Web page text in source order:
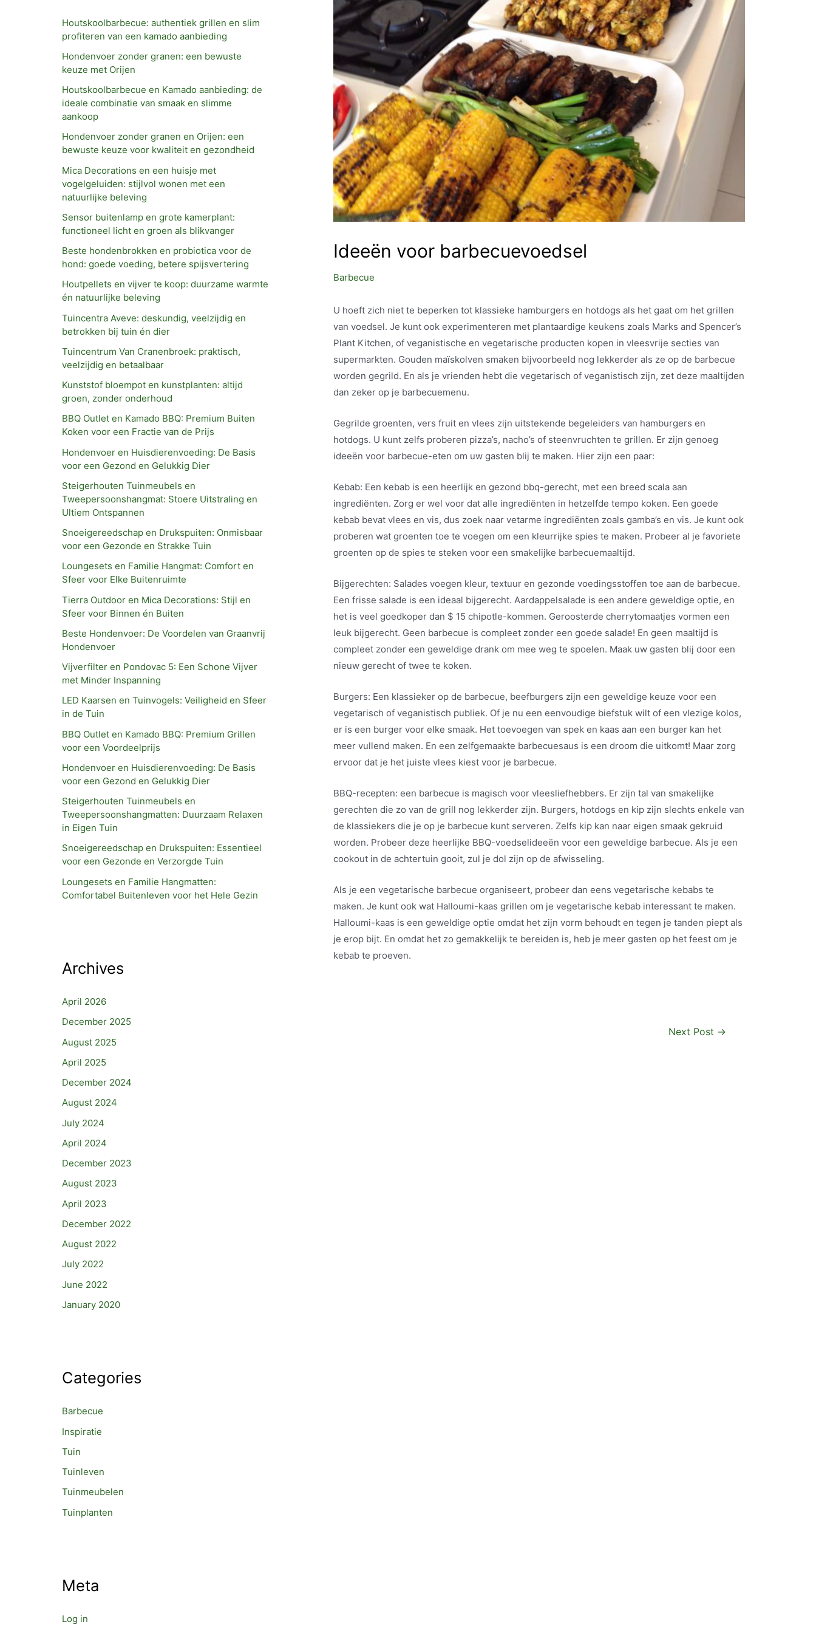
o
r
:
Houtskoolbarbecue: authentiek grillen en slim
profiteren van een kamado aanbieding
Hondenvoer zonder granen: een bewuste
keuze met Orijen
Houtskoolbarbecue en Kamado aanbieding: de
ideale combinatie van smaak en slimme
aankoop
Hondenvoer zonder granen en Orijen: een
bewuste keuze voor kwaliteit en gezondheid
Mica Decorations en een huisje met
vogelgeluiden: stijlvol wonen met een
natuurlijke beleving
Sensor buitenlamp en grote kamerplant:
functioneel licht en groen als blikvanger
Beste hondenbrokken en probiotica voor de
hond: goede voeding, betere spijsvertering
Houtpellets en vijver te koop: duurzame warmte
én natuurlijke beleving
Tuincentra Aveve: deskundig, veelzijdig en
betrokken bij tuin én dier
Tuincentrum Van Cranenbroek: praktisch,
veelzijdig en betaalbaar
Kunststof bloempot en kunstplanten: altijd
groen, zonder onderhoud
BBQ Outlet en Kamado BBQ: Premium Buiten
Koken voor een Fractie van de Prijs
Hondenvoer en Huisdierenvoeding: De Basis
voor een Gezond en Gelukkig Dier
Steigerhouten Tuinmeubels en
Tweepersoonshangmat: Stoere Uitstraling en
Ultiem Ontspannen
Snoeigereedschap en Drukspuiten: Onmisbaar
voor een Gezonde en Strakke Tuin
Loungesets en Familie Hangmat: Comfort en
Sfeer voor Elke Buitenruimte
Tierra Outdoor en Mica Decorations: Stijl en
Sfeer voor Binnen én Buiten
Beste Hondenvoer: De Voordelen van Graanvrij
Hondenvoer
Vijverfilter en Pondovac 5: Een Schone Vijver
met Minder Inspanning
LED Kaarsen en Tuinvogels: Veiligheid en Sfeer
in de Tuin
BBQ Outlet en Kamado BBQ: Premium Grillen
voor een Voordeelprijs
Hondenvoer en Huisdierenvoeding: De Basis
voor een Gezond en Gelukkig Dier
Steigerhouten Tuinmeubels en
Tweepersoonshangmatten: Duurzaam Relaxen
in Eigen Tuin
Snoeigereedschap en Drukspuiten: Essentieel
voor een Gezonde en Verzorgde Tuin
Loungesets en Familie Hangmatten:
Comfortabel Buitenleven voor het Hele Gezin
Archives
April 2026
December 2025
August 2025
April 2025
December 2024
August 2024
July 2024
April 2024
December 2023
August 2023
April 2023
December 2022
August 2022
July 2022
June 2022
January 2020
Categories
Barbecue
Inspiratie
Tuin
Tuinleven
Tuinmeubelen
Tuinplanten
Meta
Log in
Ideeën voor barbecuevoedsel
Barbecue
U hoeft zich niet te beperken tot klassieke hamburgers en hotdogs als het gaat om het grillen
van voedsel. Je kunt ook experimenteren met plantaardige keukens zoals Marks and Spencer’s
Plant Kitchen, of veganistische en vegetarische producten kopen in vleesvrije secties van
supermarkten. Gouden maïskolven smaken bijvoorbeeld nog lekkerder als ze op de barbecue
worden gegrild. En als je vrienden hebt die vegetarisch of veganistisch zijn, zet deze maaltijden
dan zeker op je barbecuemenu.
Gegrilde groenten, vers fruit en vlees zijn uitstekende begeleiders van hamburgers en
hotdogs. U kunt zelfs proberen pizza’s, nacho’s of steenvruchten te grillen. Er zijn genoeg
ideeën voor barbecue-eten om uw gasten blij te maken. Hier zijn een paar:
Kebab: Een kebab is een heerlijk en gezond bbq-gerecht, met een breed scala aan
ingrediënten. Zorg er wel voor dat alle ingrediënten in hetzelfde tempo koken. Een goede
kebab bevat vlees en vis, dus zoek naar vetarme ingrediënten zoals gamba’s en vis. Je kunt ook
proberen wat groenten toe te voegen om een ​​kleurrijke spies te maken. Probeer al je favoriete
groenten op de spies te steken voor een smakelijke barbecuemaaltijd.
Bijgerechten: Salades voegen kleur, textuur en gezonde voedingsstoffen toe aan de barbecue.
Een frisse salade is een ideaal bijgerecht. Aardappelsalade is een andere geweldige optie, en
het is veel goedkoper dan $ 15 chipotle-kommen. Geroosterde cherrytomaatjes vormen een
leuk bijgerecht. Geen barbecue is compleet zonder een goede salade! En geen maaltijd is
compleet zonder een geweldige drank om mee weg te spoelen. Maak uw gasten blij door een
nieuw gerecht of twee te koken.
Burgers: Een klassieker op de barbecue, beefburgers zijn een geweldige keuze voor een
vegetarisch of veganistisch publiek. Of je nu een eenvoudige biefstuk wilt of een vlezige kolos,
er is een burger voor elke smaak. Het toevoegen van spek en kaas aan een burger kan het
meer vullend maken. En een zelfgemaakte barbecuesaus is een droom die uitkomt! Maar zorg
ervoor dat je het juiste vlees kiest voor je barbecue.
BBQ-recepten: een barbecue is magisch voor vleesliefhebbers. Er zijn tal van smakelijke
gerechten die zo van de grill nog lekkerder zijn. Burgers, hotdogs en kip zijn slechts enkele van
de klassiekers die je op je barbecue kunt serveren. Zelfs kip kan naar eigen smaak gekruid
worden. Probeer deze heerlijke BBQ-voedselideeën voor een geweldige barbecue. Als je een
cookout in de achtertuin gooit, zul je dol zijn op de afwisseling.
Als je een vegetarische barbecue organiseert, probeer dan eens vegetarische kebabs te
maken. Je kunt ook wat Halloumi-kaas grillen om je vegetarische kebab interessant te maken.
Halloumi-kaas is een geweldige optie omdat het zijn vorm behoudt en tegen je tanden piept als
je erop bijt. En omdat het zo gemakkelijk te bereiden is, heb je meer gasten op het feest om je
kebab te proeven.
Next Post →